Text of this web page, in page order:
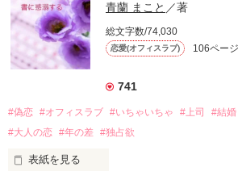
「菜乃が不安にならないように、全力で愛
う？」
私が疑心暗鬼にならないように
たくさんの愛情を注いでくれる彼となら
いい関係が築けるかもしれない……
そして予想外に愛の証を授かった菜乃は
2022/02/10 ベリーズ文庫として書籍化
あなたの子を身ごもった
奥村明日海
総務部勤務の女子社員
×
笛吹製粉株式会社の次期社長
青蘭 まこと ／著
総文字数/74,030
恋愛(オフィスラブ) 106ページ
741
#偽恋 #オフィスラブ #いちゃいちゃ #上司 #結婚
#大人の恋 #年の差 #独占欲
表紙を見る